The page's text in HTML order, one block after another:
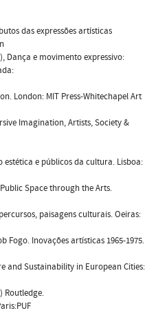
das expressões artísticas
Dança e movimento expressivo:
London: MIT Press-Whitechapel Art
Imagination, Artists, Society &
estética e públicos da cultura. Lisboa:
Space through the Arts.
paisagens culturais. Oeiras:
Fogo. Inovações artísticas 1965-1975.
and Sustainability in European Cities:
Routledge.